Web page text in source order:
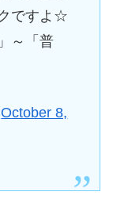
ですよ☆
～「普
October 8,